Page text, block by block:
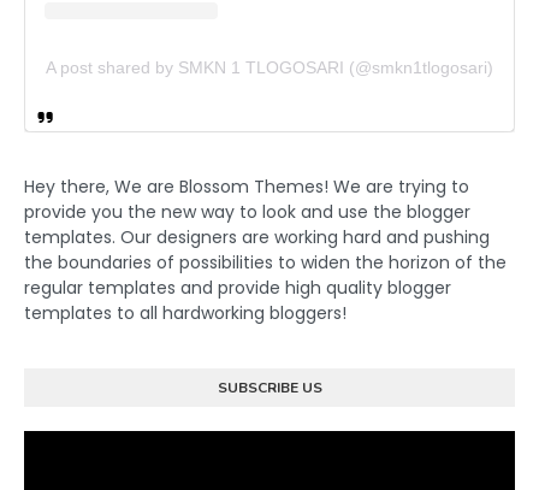
A post shared by SMKN 1 TLOGOSARI (@smkn1tlogosari)
Hey there, We are Blossom Themes! We are trying to
provide you the new way to look and use the blogger
templates. Our designers are working hard and pushing
the boundaries of possibilities to widen the horizon of the
regular templates and provide high quality blogger
templates to all hardworking bloggers!
SUBSCRIBE US